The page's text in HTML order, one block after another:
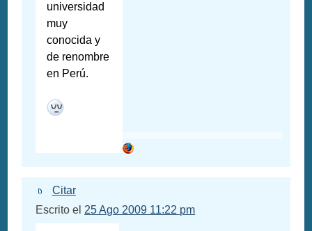
universidad
muy
conocida y
de renombre
en Perú.
Citar
Escrito el 25 Ago 2009 11:22 pm